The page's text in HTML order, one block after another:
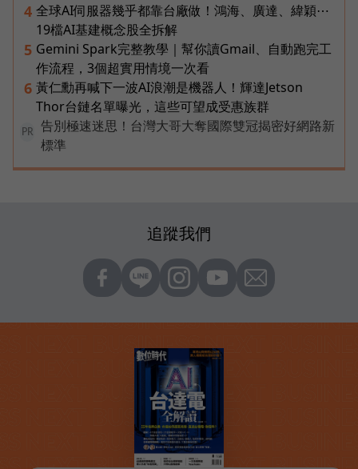
4 全球AI伺服器幾乎都靠台廠做！鴻海、廣達、緯穎⋯
19檔AI基建概念股全拆解
5 Gemini Spark完整教學｜幫你讀Gmail、自動跑完工
作流程，3個超實用情境一次看
6 黃仁勳再喊下一波AI浪潮是機器人！輝達Jetson
Thor台鏈名單曝光，這些可望成受惠族群
PR
告別極速迷思！台灣大哥大奪國際雙冠揭密好網路新
標準
追蹤我們